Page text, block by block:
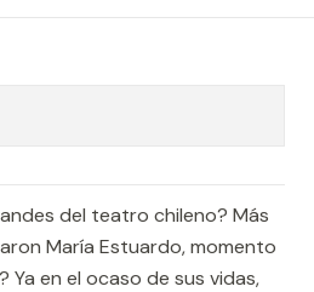
del teatro chileno? Más
María Estuardo, momento
en el ocaso de sus vidas,